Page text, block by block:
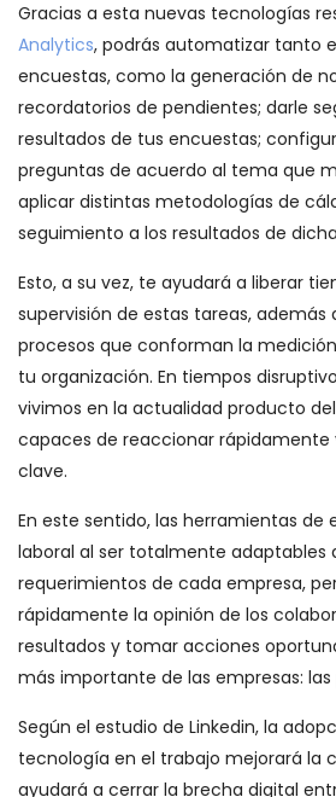
Gracias a esta nuevas tecnologías
Analytics, podrás automatizar tanto
encuestas, como la generación de
recordatorios de pendientes; darle
resultados de tus encuestas;
preguntas de acuerdo al tema que
aplicar distintas metodologías de
seguimiento a los resultados de
Esto, a su vez, te ayudará a liberar
supervisión de estas tareas, además
procesos que conforman la
tu organización. En tiempos
vivimos en la actualidad producto del
capaces de reaccionar rápidamente
clave.
En este sentido, las herramientas de
laboral al ser totalmente adaptables
requerimientos de cada empresa,
rápidamente la opinión de los
resultados y tomar acciones
más importante de las empresas: las
Según el estudio de Linkedin, la
tecnología en el trabajo mejorará la
ayudará a cerrar la brecha digital